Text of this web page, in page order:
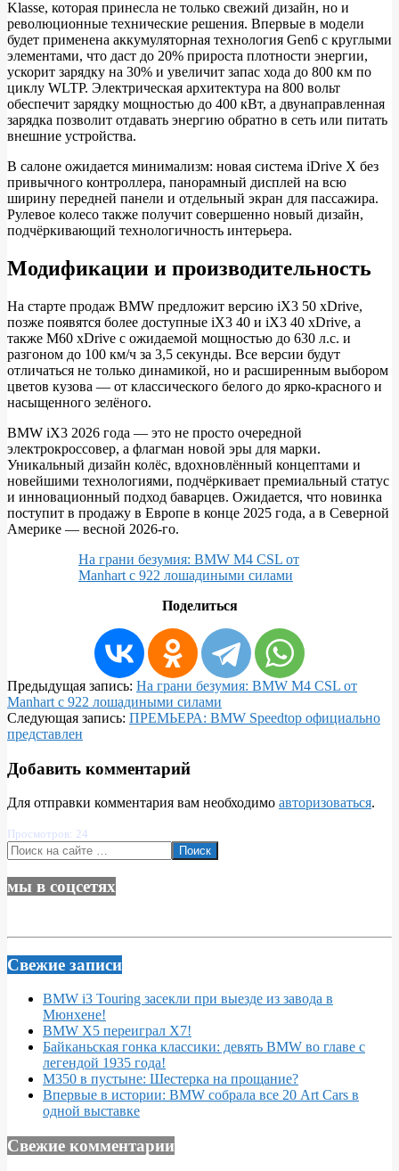
Klasse, которая принесла не только свежий дизайн, но и
революционные технические решения. Впервые в модели
будет применена аккумуляторная технология Gen6 с круглыми
элементами, что даст до 20% прироста плотности энергии,
ускорит зарядку на 30% и увеличит запас хода до 800 км по
циклу WLTP. Электрическая архитектура на 800 вольт
обеспечит зарядку мощностью до 400 кВт, а двунаправленная
зарядка позволит отдавать энергию обратно в сеть или питать
внешние устройства.
В салоне ожидается минимализм: новая система iDrive X без
привычного контроллера, панорамный дисплей на всю
ширину передней панели и отдельный экран для пассажира.
Рулевое колесо также получит совершенно новый дизайн,
подчёркивающий технологичность интерьера.
Модификации и производительность
На старте продаж BMW предложит версию iX3 50 xDrive,
позже появятся более доступные iX3 40 и iX3 40 xDrive, а
также M60 xDrive с ожидаемой мощностью до 630 л.с. и
разгоном до 100 км/ч за 3,5 секунды. Все версии будут
отличаться не только динамикой, но и расширенным выбором
цветов кузова — от классического белого до ярко-красного и
насыщенного зелёного.
BMW iX3 2026 года — это не просто очередной
электрокроссовер, а флагман новой эры для марки.
Уникальный дизайн колёс, вдохновлённый концептами и
новейшими технологиями, подчёркивает премиальный статус
и инновационный подход баварцев. Ожидается, что новинка
поступит в продажу в Европе в конце 2025 года, а в Северной
Америке — весной 2026-го.
На грани безумия: BMW M4 CSL от
Manhart с 922 лошадиными силами
Поделиться
2025-
05-
23
Предыдущая запись: На грани безумия: BMW M4 CSL от
Manhart с 922 лошадиными силами
Следующая запись: ПРЕМЬЕРА: BMW Speedtop официально
представлен
Добавить комментарий
Для отправки комментария вам необходимо авторизоваться.
Просмотров: 24
Поиск
мы в соцсетях
Свежие записи
BMW i3 Touring засекли при выезде из завода в
Мюнхене!
BMW X5 переиграл X7!
Байканьская гонка классики: девять BMW во главе с
легендой 1935 года!
M350 в пустыне: Шестерка на прощание?
Впервые в истории: BMW собрала все 20 Art Cars в
одной выставке
Свежие комментарии